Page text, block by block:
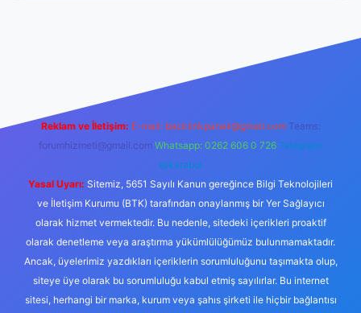
Reklam ve İletişim: E-mail: backlinkpaneli@gmail.com Teams:
forumhizmeti@gmail.com Whatsapp: 0262 606 0 726 Telegram:
@karabul
Yasal Uyarı: Sitemiz, 5651 Sayılı Kanun gereğince Bilgi Teknolojileri
ve İletişim Kurumu (BTK) tarafından onaylanmış bir Yer Sağlayıcı
olarak hizmet vermektedir. Bu nedenle, sitedeki içerikleri proaktif
olarak denetleme veya araştırma yükümlülüğümüz bulunmamaktadır.
Ancak, üyelerimiz yazdıkları içeriklerin sorumluluğunu taşımakta olup,
siteye üye olarak bu sorumluluğu kabul etmiş sayılırlar. Bu internet
sitesi, herhangi bir marka, kurum veya şahıs şirketi ile hiçbir bağlantısı